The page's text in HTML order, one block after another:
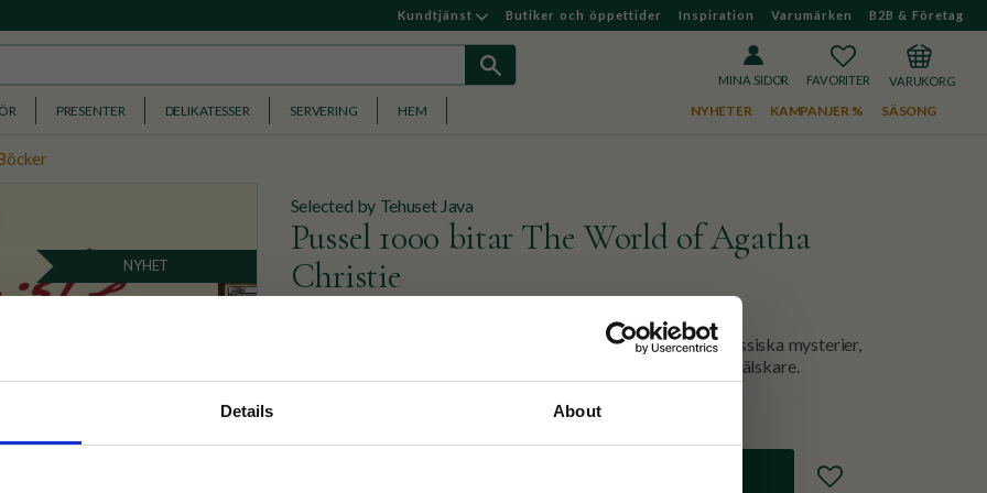
Details About
Kundtjänst Butiker och öppettider Inspiration Varumärken B2B & Företag
MINA SIDOR
FAVORITERKUNDVAGN
PRESENTER DELIKATESSER SERVERING HEM NYHETER KAMPANJER % SÄSONG
Selected by Tehuset Java
Pussel 1000 bitar The World of Agatha
Christie
Ett detaljrikt 1000-bitars pussel fyllt av Agatha Christies klassiska mysterier,
ikoniska karaktärer och smarta ledtrådar. Perfekt för deckarälskare.
NYHET
Lägg till i favoriter